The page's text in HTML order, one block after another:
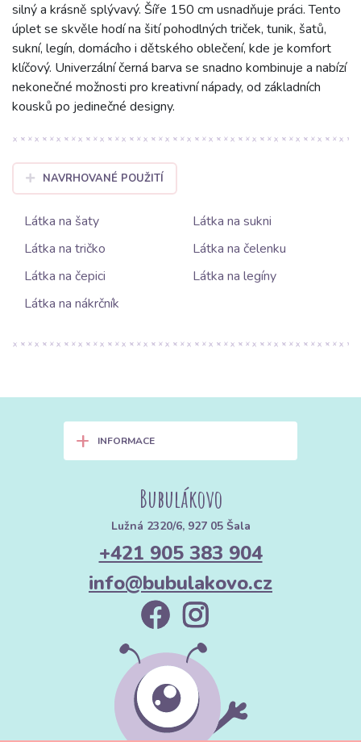
silný a krásně splývavý. Šíře 150 cm usnadňuje práci. Tento
úplet se skvěle hodí na šití pohodlných triček, tunik, šatů,
sukní, legín, domácího i dětského oblečení, kde je komfort
klíčový. Univerzální černá barva se snadno kombinuje a nabízí
nekonečné možnosti pro kreativní nápady, od základních
kousků po jedinečné designy.
NAVRHOVANÉ POUŽITÍ
Látka na šaty
Látka na sukni
Látka na tričko
Látka na čelenku
Látka na čepici
Látka na legíny
Látka na nákrčník
+ INFORMACE
Bubulákovo
Lužná 2320/6, 927 05 Šala
+421 905 383 904
info@bubulakovo.cz